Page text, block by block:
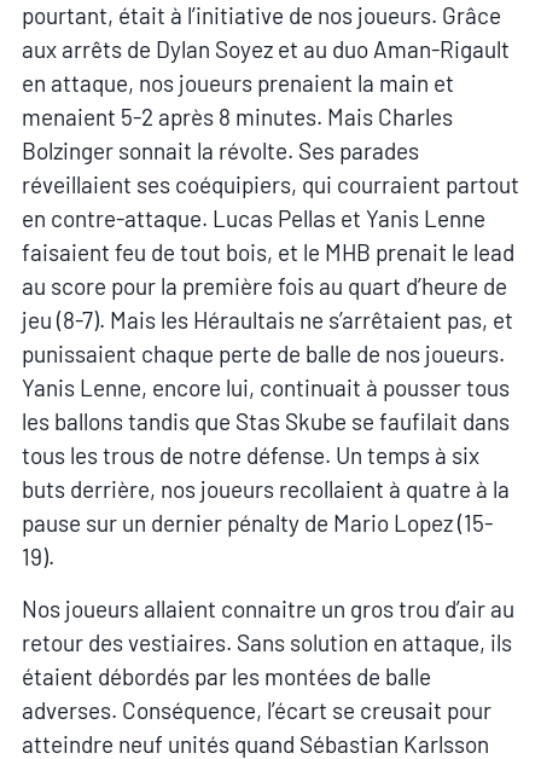
pourtant, était à l’initiative de nos joueurs. Grâce
aux arrêts de Dylan Soyez et au duo Aman-Rigault
en attaque, nos joueurs prenaient la main et
menaient 5-2 après 8 minutes. Mais Charles
Bolzinger sonnait la révolte. Ses parades
réveillaient ses coéquipiers, qui courraient partout
en contre-attaque. Lucas Pellas et Yanis Lenne
faisaient feu de tout bois, et le MHB prenait le lead
au score pour la première fois au quart d’heure de
jeu (8-7). Mais les Héraultais ne s’arrêtaient pas, et
punissaient chaque perte de balle de nos joueurs.
Yanis Lenne, encore lui, continuait à pousser tous
les ballons tandis que Stas Skube se faufilait dans
tous les trous de notre défense. Un temps à six
buts derrière, nos joueurs recollaient à quatre à la
pause sur un dernier pénalty de Mario Lopez (15-
19).
Nos joueurs allaient connaitre un gros trou d’air au
retour des vestiaires. Sans solution en attaque, ils
étaient débordés par les montées de balle
adverses. Conséquence, l’écart se creusait pour
atteindre neuf unités quand Sébastian Karlsson